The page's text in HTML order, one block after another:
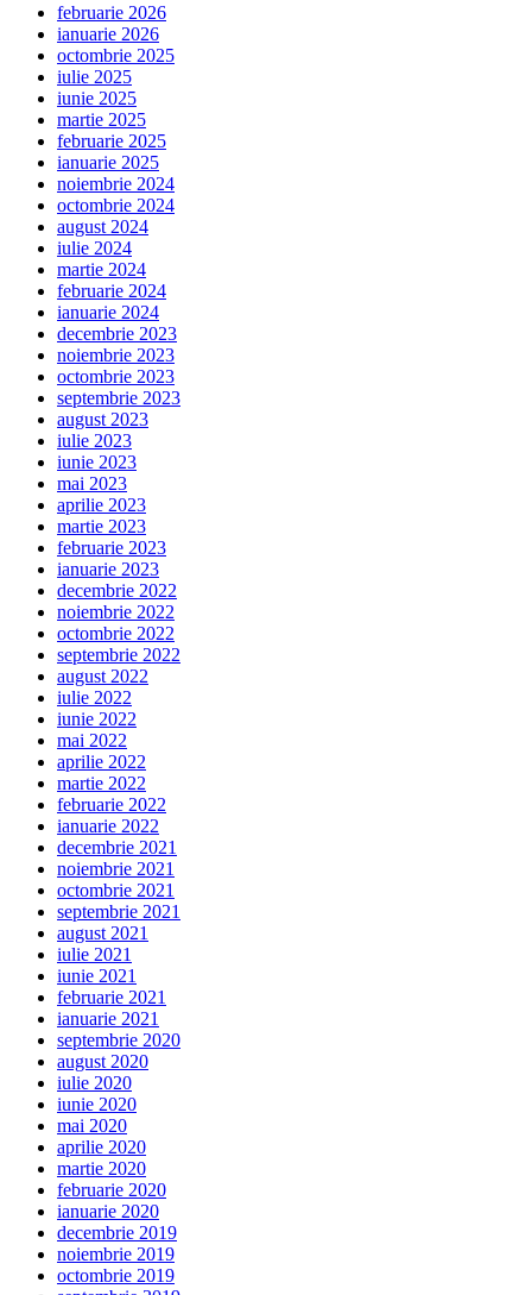
februarie 2026
ianuarie 2026
octombrie 2025
iulie 2025
iunie 2025
martie 2025
februarie 2025
ianuarie 2025
noiembrie 2024
octombrie 2024
august 2024
iulie 2024
martie 2024
februarie 2024
ianuarie 2024
decembrie 2023
noiembrie 2023
octombrie 2023
septembrie 2023
august 2023
iulie 2023
iunie 2023
mai 2023
aprilie 2023
martie 2023
februarie 2023
ianuarie 2023
decembrie 2022
noiembrie 2022
octombrie 2022
septembrie 2022
august 2022
iulie 2022
iunie 2022
mai 2022
aprilie 2022
martie 2022
februarie 2022
ianuarie 2022
decembrie 2021
noiembrie 2021
octombrie 2021
septembrie 2021
august 2021
iulie 2021
iunie 2021
februarie 2021
ianuarie 2021
septembrie 2020
august 2020
iulie 2020
iunie 2020
mai 2020
aprilie 2020
martie 2020
februarie 2020
ianuarie 2020
decembrie 2019
noiembrie 2019
octombrie 2019